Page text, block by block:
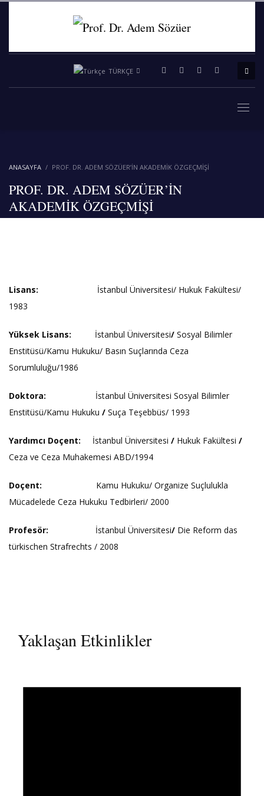
TÜRKÇE
ANASAYFA PROF. DR. ADEM SÖZÜER’İN AKADEMİK ÖZGEÇMİŞİ
PROF. DR. ADEM SÖZÜER’İN
AKADEMİK ÖZGEÇMİŞİ
Lisans: İstanbul Üniversitesi/ Hukuk Fakültesi/
1983
Yüksek Lisans: İstanbul Üniversitesi/ Sosyal Bilimler
Enstitüsü/Kamu Hukuku/ Basın Suçlarında Ceza
Sorumluluğu/1986
Doktora: İstanbul Üniversitesi Sosyal Bilimler
Enstitüsü/Kamu Hukuku / Suça Teşebbüs/ 1993
Yardımcı Doçent: İstanbul Üniversitesi / Hukuk Fakültesi /
Ceza ve Ceza Muhakemesi ABD/1994
Doçent: Kamu Hukuku/ Organize Suçlulukla
Mücadelede Ceza Hukuku Tedbirleri/ 2000
Profesör: İstanbul Üniversitesi/ Die Reform das
türkischen Strafrechts / 2008
Yaklaşan Etkinlikler